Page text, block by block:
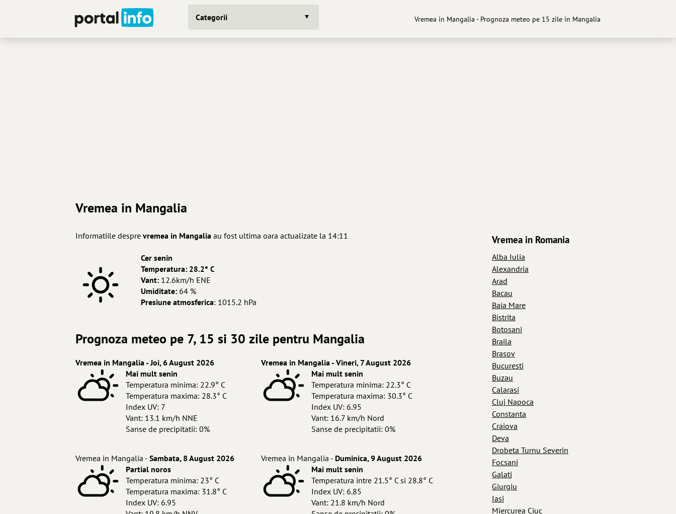
Categorii Vremea in Mangalia - Prognoza meteo pe 15 zile in Mangalia
Vremea in Mangalia
Informatiile despre vremea in Mangalia au fost ultima oara actualizate la 14:11
Cer senin
Temperatura: 28.2° C
Vant: 12.6km/h ENE
Umiditate: 64 %
Presiune atmosferica: 1015.2 hPa
Prognoza meteo pe 7, 15 si 30 zile pentru Mangalia
Vremea in Mangalia - Joi, 6 August 2026
Mai mult senin
Temperatura minima: 22.9° C
Temperatura maxima: 28.3° C
Index UV: 7
Vant: 13.1 km/h NNE
Sanse de precipitatii: 0%
Vremea in Mangalia - Vineri, 7 August 2026
Mai mult senin
Temperatura minima: 22.3° C
Temperatura maxima: 30.3° C
Index UV: 6.95
Vant: 16.7 km/h Nord
Sanse de precipitatii: 0%
Vremea in Mangalia - Sambata, 8 August 2026
Partial noros
Temperatura minima: 23° C
Temperatura maxima: 31.8° C
Index UV: 6.95
Vremea in Mangalia - Duminica, 9 August 2026
Mai mult senin
Temperatura intre 21.5° C si 28.8° C
Index UV: 6.85
Vant: 21.8 km/h Nord
Vremea in Romania
Alba Iulia
Alexandria
Arad
Bacau
Baia Mare
Bistrita
Botosani
Braila
Brasov
Bucuresti
Buzau
Calarasi
Cluj Napoca
Constanta
Craiova
Deva
Drobeta Turnu Severin
Focsani
Galati
Giurgiu
Iasi
Miercurea Ciuc